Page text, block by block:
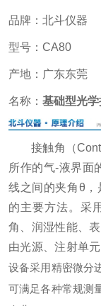
品牌：北斗仪器
型号：CA80
产地：广东东莞
名称： 基础型光
接触角（
所作的气-液界面
线之间的夹角θ，
的主要方法。采
角、润湿性能、
由光源、注射单
设备采用精密微分
可满足各种常规测